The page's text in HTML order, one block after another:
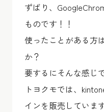
ずばり、
ものです！！
使ったことがある方
か？
要するにそんな感じ
トヨクモでは、
インを販売しています